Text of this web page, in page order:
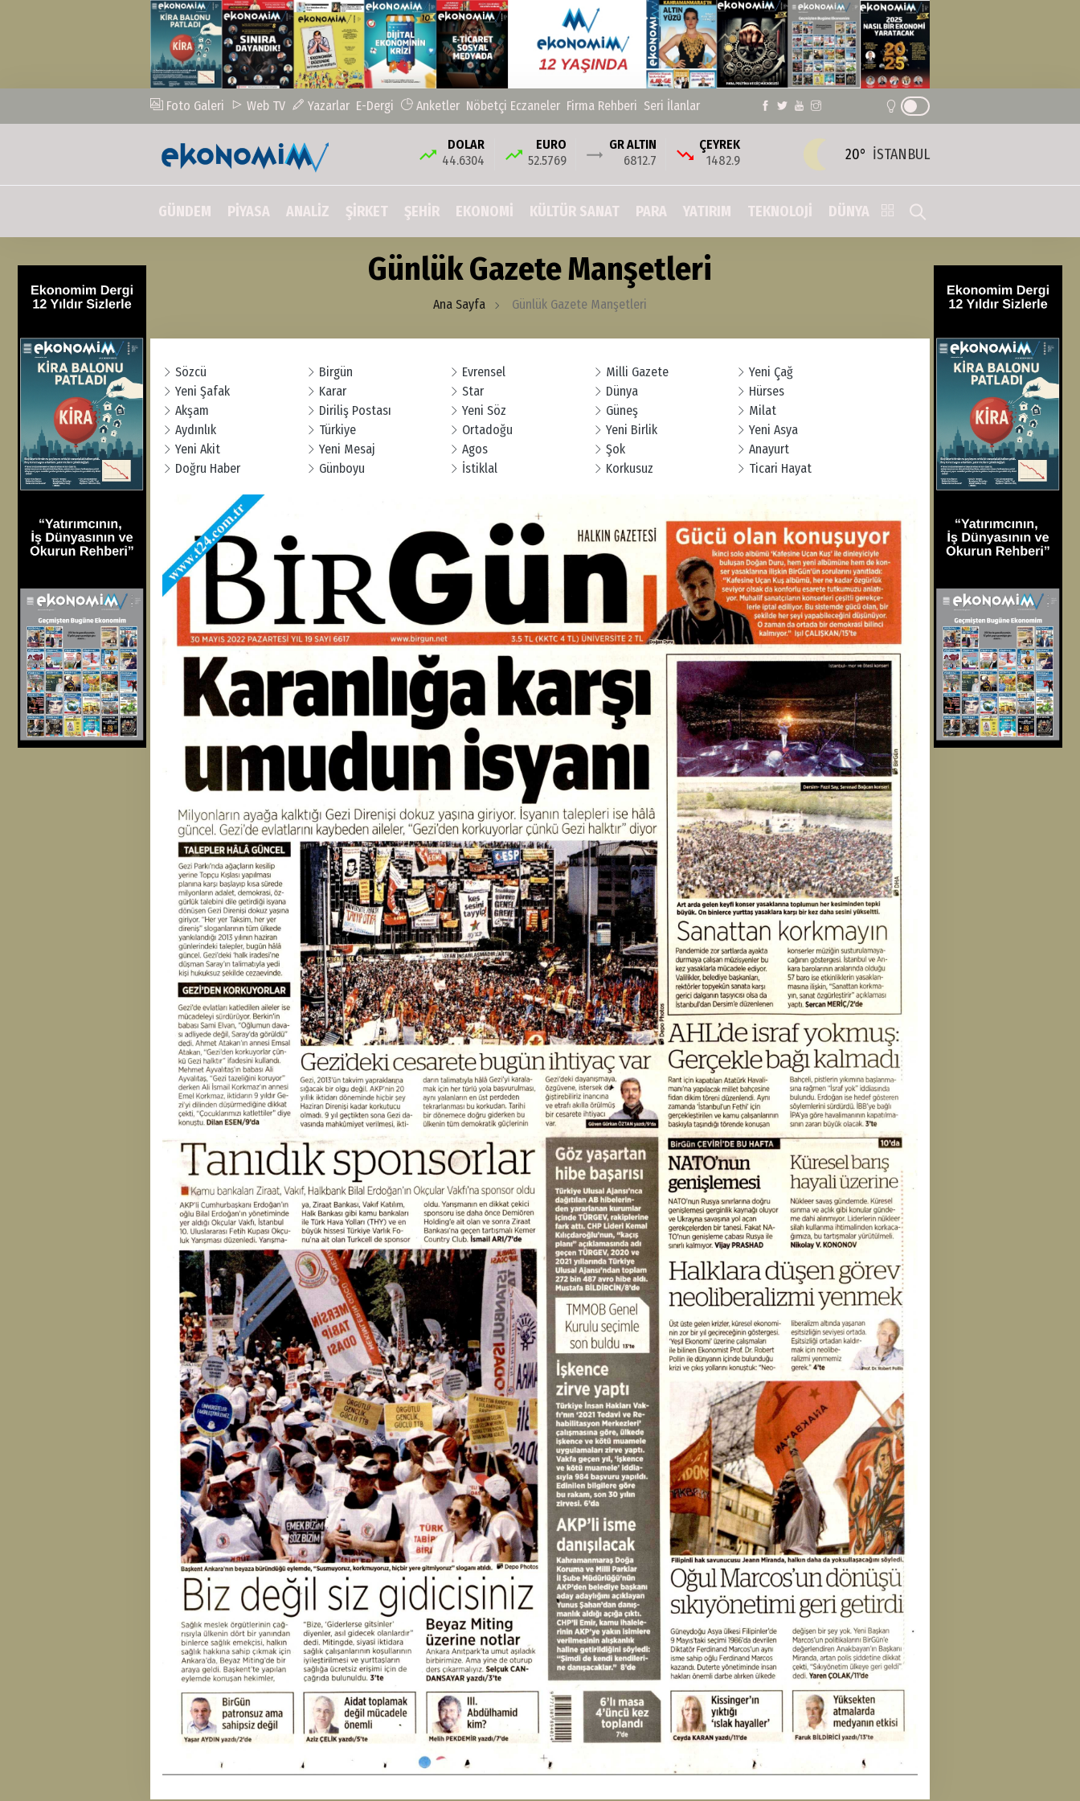
Foto Galeri Web TV Yazarlar E-Dergi Anketler Nöbetçi Eczaneler Firma Rehberi Seri İlanlar
DOLAR
44.6304
EURO
52.5769
GR ALTIN
6812.7
ÇEYREK
1482.9
20° İSTANBUL
GÜNDEM PİYASA ANALİZ ŞİRKET ŞEHIR EKONOMİ KÜLTÜR SANAT PARA YATIRIM TEKNOLOJİ DÜNYA
Günlük Gazete Manşetleri
Ana Sayfa Günlük Gazete Manşetleri
Sözcü Birgün Evrensel Milli Gazete
Yeni Çağ
Yeni Şafak
Karar Star Dünya
Hürses
Akşam
Diriliş Postası Yeni Söz Güneş
Milat
Aydınlık
Türkiye Ortadoğu Yeni Birlik
Yeni Asya
Yeni Akit
Yeni Mesaj Agos Şok
Anayurt
Doğru Haber
Günboyu İstiklal Korkusuz Ticari Hayat